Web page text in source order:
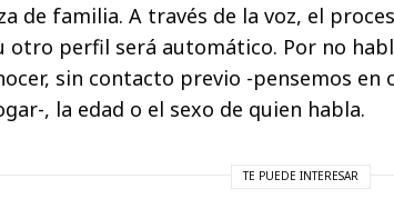
de familia. A través de la voz, el
otro perfil será automático. Por no
sin contacto previo -pensemos en
, la edad o el sexo de quien habla.
TE PUEDE INTERESAR